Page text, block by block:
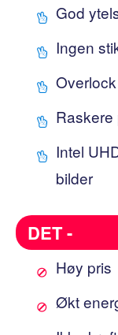
God
Ingen
Intel
bilder
DET -
Høy pris
Økt